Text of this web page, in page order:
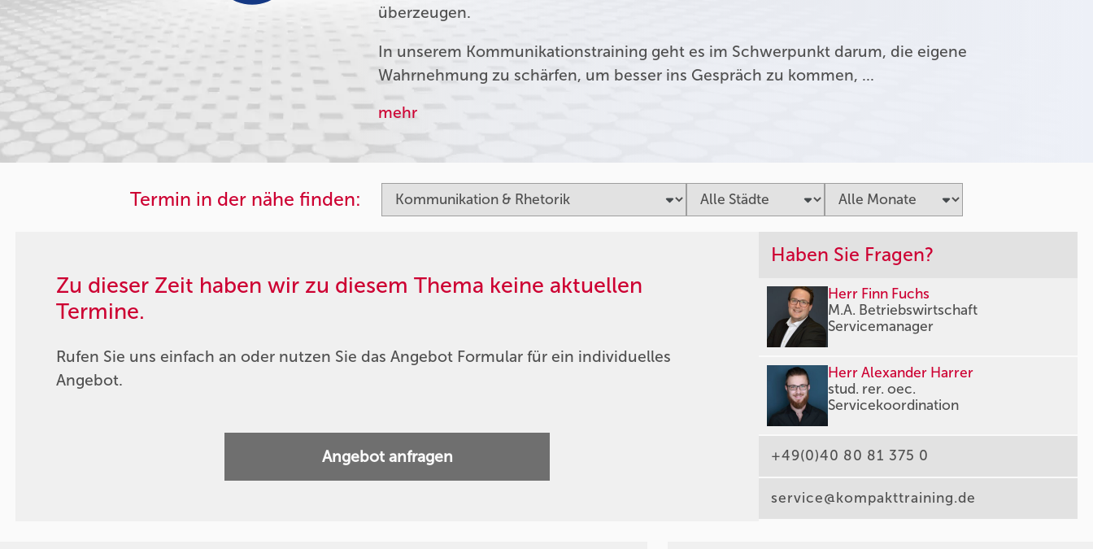
überzeugen.
In unserem Kommunikationstraining geht es im Schwerpunkt darum, die eigene
Wahrnehmung zu schärfen, um besser ins Gespräch zu kommen, …
mehr
Termin in der nähe finden:
Zu dieser Zeit haben wir zu diesem Thema keine aktuellen
Termine.
Rufen Sie uns einfach an oder nutzen Sie das Angebot Formular für ein individuelles
Angebot.
Angebot anfragen
Haben Sie Fragen?
Herr Finn Fuchs
M.A. Betriebswirtschaft
Servicemanager
Herr Alexander Harrer
stud. rer. oec.
Servicekoordination
+49(0)40 80 81 375 0
service@kompakttraining.de